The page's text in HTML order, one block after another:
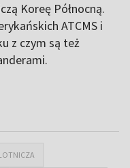
Koreę Północną.
ATCMS i
z czym są też